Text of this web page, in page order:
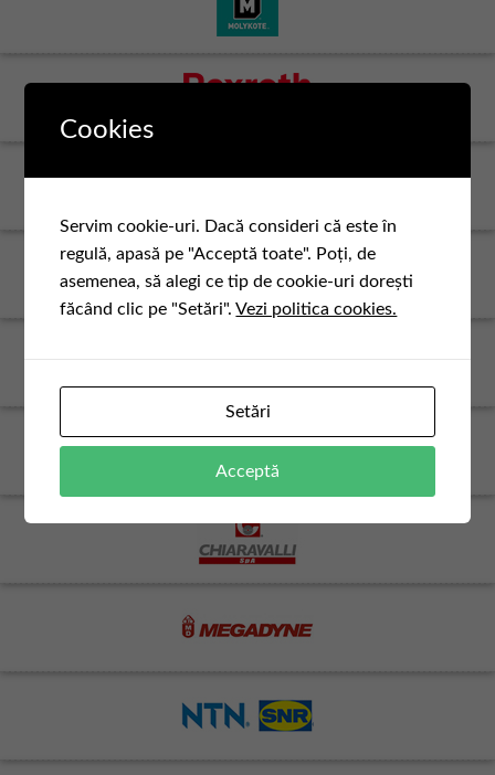
Cookies
Servim cookie-uri. Dacă consideri că este în
regulă, apasă pe "Acceptă toate". Poți, de
asemenea, să alegi ce tip de cookie-uri dorești
făcând clic pe "Setări".Vezi politica cookies.
Setări
Acceptă